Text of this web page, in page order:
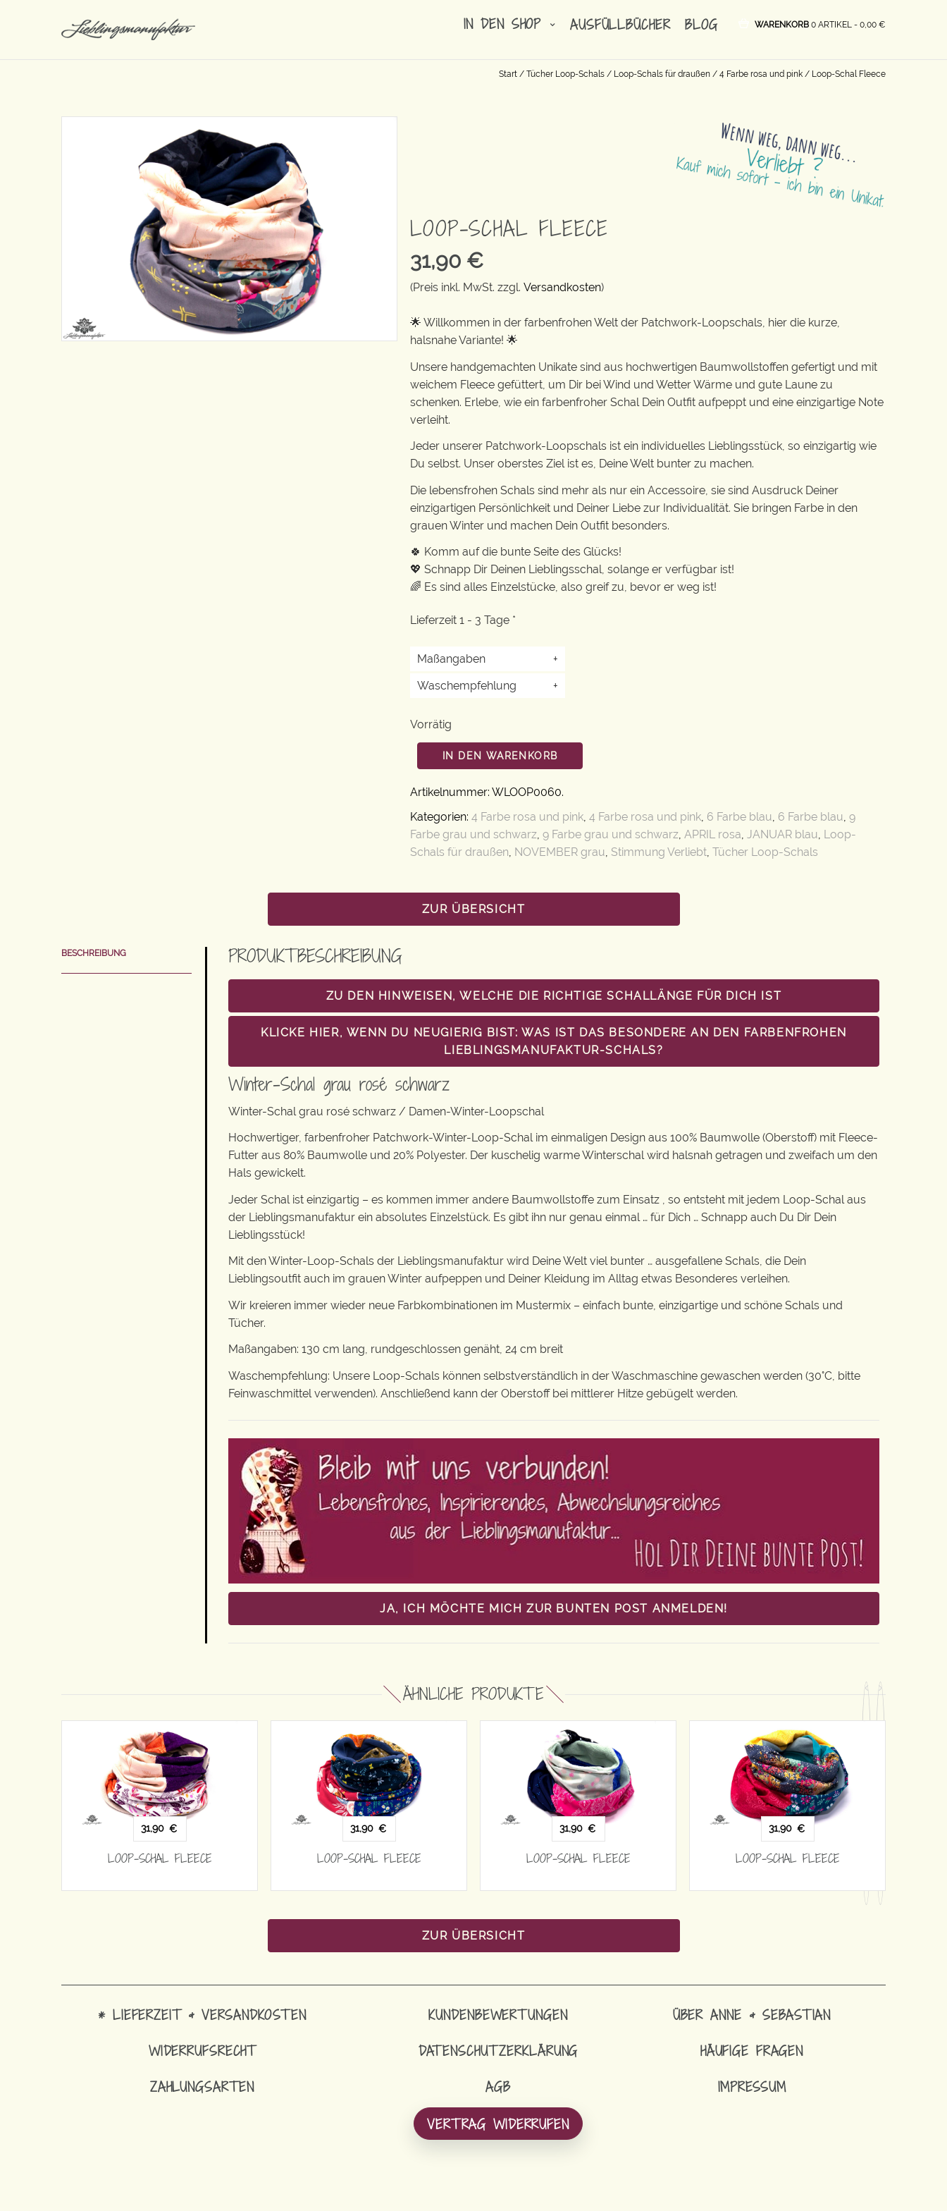
IN DEN SHOP AUSFÜLLBÜCHER BLOG WARENKORB 0 ARTIKEL - 0,00 €
Start / Tücher Loop-Schals / Loop-Schals für draußen / 4 Farbe rosa und pink / Loop-Schal Fleece
LOOP-SCHAL FLEECE
31,90 €
(Preis inkl. MwSt. zzgl. Versandkosten)
🌟 Willkommen in der farbenfrohen Welt der Patchwork-Loopschals, hier die kurze,
halsnahe Variante! 🌟
Unsere handgemachten Unikate sind aus hochwertigen Baumwollstoffen gefertigt und mit
weichem Fleece gefüttert, um Dir bei Wind und Wetter Wärme und gute Laune zu
schenken. Erlebe, wie ein farbenfroher Schal Dein Outfit aufpeppt und eine einzigartige Note
verleiht.
Jeder unserer Patchwork-Loopschals ist ein individuelles Lieblingsstück, so einzigartig wie
Du selbst. Unser oberstes Ziel ist es, Deine Welt bunter zu machen.
Die lebensfrohen Schals sind mehr als nur ein Accessoire, sie sind Ausdruck Deiner
einzigartigen Persönlichkeit und Deiner Liebe zur Individualität. Sie bringen Farbe in den
grauen Winter und machen Dein Outfit besonders.
🍀 Komm auf die bunte Seite des Glücks!
💖 Schnapp Dir Deinen Lieblingsschal, solange er verfügbar ist!
🌈 Es sind alles Einzelstücke, also greif zu, bevor er weg ist!
Lieferzeit 1 - 3 Tage *
Maßangaben
+
Waschempfehlung
+
Vorrätig
IN DEN WARENKORB
Artikelnummer: WLOOP0060.
Kategorien: 4 Farbe rosa und pink 4 Farbe rosa und pink 6 Farbe blau 6 Farbe blau 9
Farbe grau und schwarz 9 Farbe grau und schwarz APRIL rosa JANUAR blau Loop-
Schals für draußen NOVEMBER grau Stimmung Verliebt Tücher Loop-Schals
ZUR ÜBERSICHT
BESCHREIBUNG PRODUKTBESCHREIBUNG
ZU DEN HINWEISEN, WELCHE DIE RICHTIGE SCHALLÄNGE FÜR DICH IST
KLICKE HIER, WENN DU NEUGIERIG BIST: WAS IST DAS BESONDERE AN DEN FARBENFROHEN
LIEBLINGSMANUFAKTUR-SCHALS?
Winter-Schal grau rosé schwarz
Winter-Schal grau rosé schwarz / Damen-Winter-Loopschal
Hochwertiger, farbenfroher Patchwork-Winter-Loop-Schal im einmaligen Design aus 100% Baumwolle (Oberstoff) mit Fleece-
Futter aus 80% Baumwolle und 20% Polyester. Der kuschelig warme Winterschal wird halsnah getragen und zweifach um den
Hals gewickelt.
Jeder Schal ist einzigartig – es kommen immer andere Baumwollstoffe zum Einsatz , so entsteht mit jedem Loop-Schal aus
der Lieblingsmanufaktur ein absolutes Einzelstück. Es gibt ihn nur genau einmal … für Dich … Schnapp auch Du Dir Dein
Lieblingsstück!
Mit den Winter-Loop-Schals der Lieblingsmanufaktur wird Deine Welt viel bunter … ausgefallene Schals, die Dein
Lieblingsoutfit auch im grauen Winter aufpeppen und Deiner Kleidung im Alltag etwas Besonderes verleihen.
Wir kreieren immer wieder neue Farbkombinationen im Mustermix – einfach bunte, einzigartige und schöne Schals und
Tücher.
Maßangaben: 130 cm lang, rundgeschlossen genäht, 24 cm breit
Waschempfehlung: Unsere Loop-Schals können selbstverständlich in der Waschmaschine gewaschen werden (30°C, bitte
Feinwaschmittel verwenden). Anschließend kann der Oberstoff bei mittlerer Hitze gebügelt werden.
JA, ICH MÖCHTE MICH ZUR BUNTEN POST ANMELDEN!
ÄHNLICHE PRODUKTE
31,90
LOOP-SCHAL FLEECE
31,90
LOOP-SCHAL FLEECE
31,90
LOOP-SCHAL FLEECE
31,90€
LOOP-SCHAL FLEECE
ZUR ÜBERSICHT
* LIEFERZEIT & VERSANDKOSTEN
WIDERRUFSRECHT
ZAHLUNGSARTEN
KUNDENBEWERTUNGEN
DATENSCHUTZERKLÄRUNG
AGB
VERTRAG WIDERRUFEN
ÜBER ANNE & SEBASTIAN
HÄUFIGE FRAGEN
IMPRESSUM